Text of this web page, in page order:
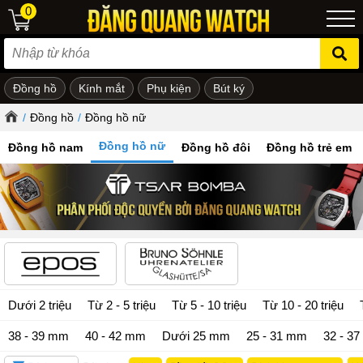
em
0
Đồng hồ Kính mắt Phụ kiện Bút ký
/ Đồng hồ / Đồng hồ nữ
Đồng hồ nam Đồng hồ nữ Đồng hồ đôi Đồng hồ trẻ em
Dưới 2 triệu Từ 2 - 5 triệu Từ 5 - 10 triệu Từ 10 - 20 triệu
38 - 39 mm 40 - 42 mm Dưới 25 mm 25 - 31 mm 32 -